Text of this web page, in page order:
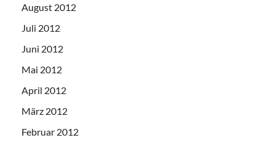
August 2012
Juli 2012
Juni 2012
Mai 2012
April 2012
März 2012
Februar 2012